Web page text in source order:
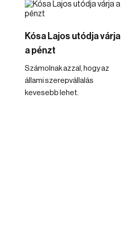
Kósa Lajos utódja várja
a pénzt
Számolnak azzal, hogy az
állami szerepvállalás
kevesebb lehet.